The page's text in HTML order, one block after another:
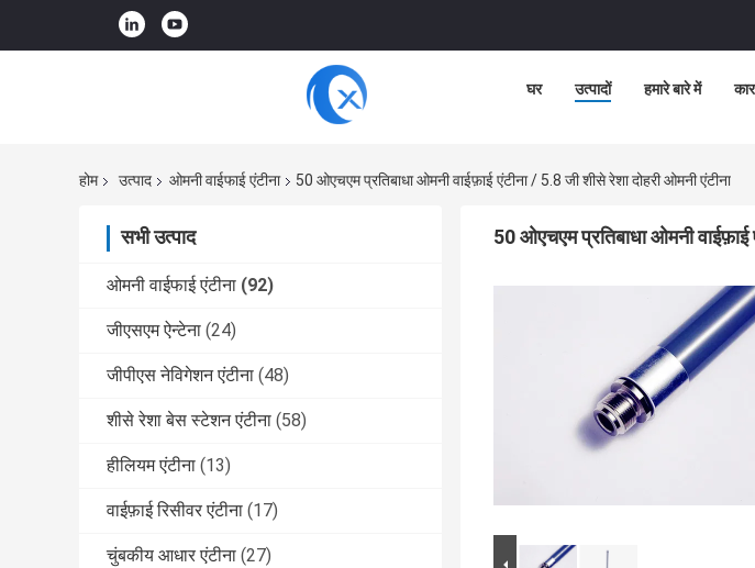
घर उत्पादों हमारे बारे में
होम उत्पाद ओमनी वाईफाई एंटीना 50 ओएचएम प्रतिबाधा ओमनी वाईफ़ाई एंटीना / 5.8 जी शीसे रेशा दोहरी ओमनी एंटीना
सभी उत्पाद
ओमनी वाईफाई एंटीना (92)
जीएसएम ऐन्टेना (24)
जीपीएस नेविगेशन एंटीना (48)
शीसे रेशा बेस स्टेशन एंटीना (58)
हीलियम एंटीना (13)
वाईफ़ाई रिसीवर एंटीना (17)
चुंबकीय आधार एंटीना (27)
50 ओएचएम प्रतिबाधा ओमनी वाईफ़ाई